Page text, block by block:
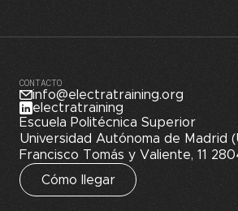
CONTACTO
info@electratraining.org
electratraining
Escuela Politécnica Superior
Universidad Autónoma de Madrid
Francisco Tomás y Valiente, 11
Cómo llegar